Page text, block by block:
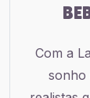
Com a
sonho